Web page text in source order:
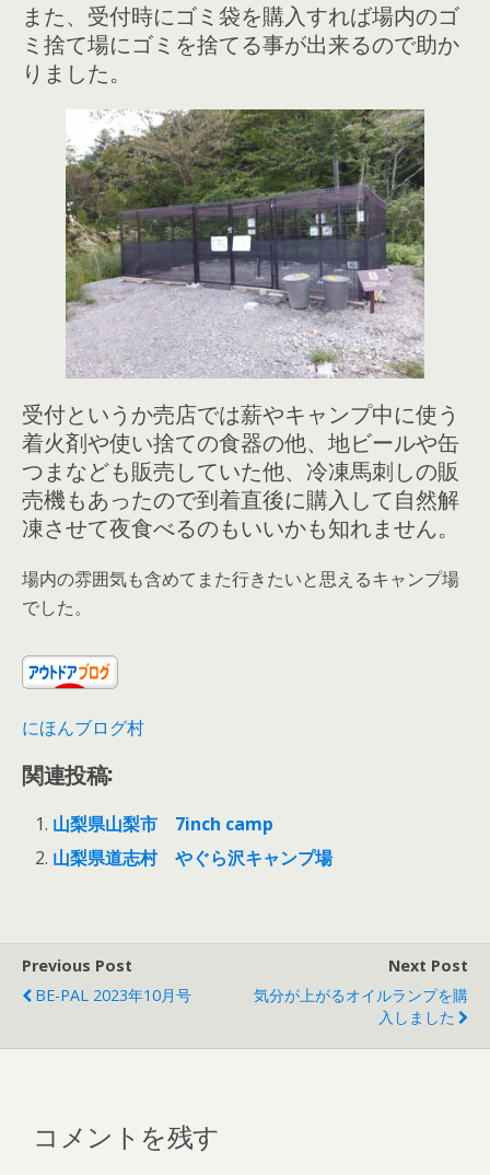
また、受付時にゴミ袋を購入すれば場内のゴ
ミ捨て場にゴミを捨てる事が出来るので助か
りました。
受付というか売店では薪やキャンプ中に使う
着火剤や使い捨ての食器の他、地ビールや缶
つまなども販売していた他、冷凍馬刺しの販
売機もあったので到着直後に購入して自然解
凍させて夜食べるのもいいかも知れません。
場内の雰囲気も含めてまた行きたいと思えるキャンプ場
でした。
にほんブログ村
関連投稿:
山梨県山梨市 7inch camp
山梨県道志村 やぐら沢キャンプ場
Previous Post
BE-PAL 2023年10月号
Next Post
気分が上がるオイルランプを購
入しました
コメントを残す